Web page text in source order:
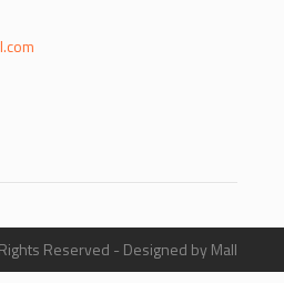
Reserved - Designed by Mall